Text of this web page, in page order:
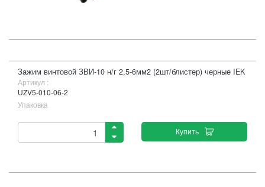
Зажим винтовой ЗВИ-10 н/г 2,5-6мм2 (2шт/блистер) черные IEK
Артикул :
UZV5-010-06-2
Упаковка
Купить